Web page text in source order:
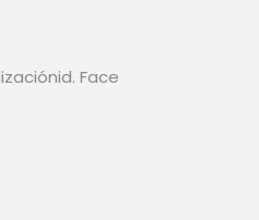
id. Face